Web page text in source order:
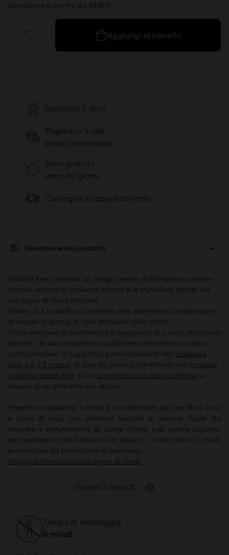
Aggiungi al carrello
Spedizione a partire da 49,90€
Garanzia 5 anni
Pagare in 3 rate
senza commissioni
Reso gratuito
entro 60 giorni
Consegna su appuntamento
Descrizione del prodotto
Il buffet Alex presenta un design lineare dall'eleganza sempre
attuale, un'ampia capienza interna e le sfumature dorate del
suo legno di mindi naturale.
Dotato di 4 cassetti e di pratiche ante, permette di organizzare
al meglio lo spazio, in ogni ambiente della casa!
Potrai scegliere di posizionarlo in soggiorno, in cucina, in camera
da letto... le sue proporzioni equilibrate permettono qualsiasi
configurazione. In soggiorno, potrai abbinarlo alla credenza
Alex a 2 o 3 moduli. In sala da pranzo, combinarlo con il mobile
a vetrina basso Alex o con la versione con doppia vetrina se
disponi di un ambiente più ampio.
Pregiato e resistente, il mindi è caratterizzato da una fibra liscia
e priva di nodi, con venature leggere e discrete. Facile da
lavorare e naturalmente di colore chiaro, può essere utilizzato
per realizzare mobili robusti e di design. I nostri mobili in mindi
provengono da piantagioni in Indonesia.
Maggiori informazioni sul legno di mindi.
Guarda il video 3D
Tempo di montaggio
0 minuti